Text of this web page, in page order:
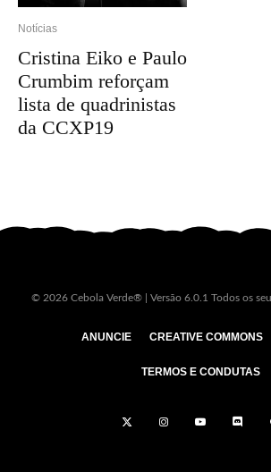
Notícias
Cristina Eiko e Paulo
Crumbim reforçam
lista de quadrinistas
da CCXP19
© 2026 Cebola Verde® | Versão 6.0.1 Todos os
ANUNCIE CREATIVE COMMONS
TERMOS E CONDUTAS